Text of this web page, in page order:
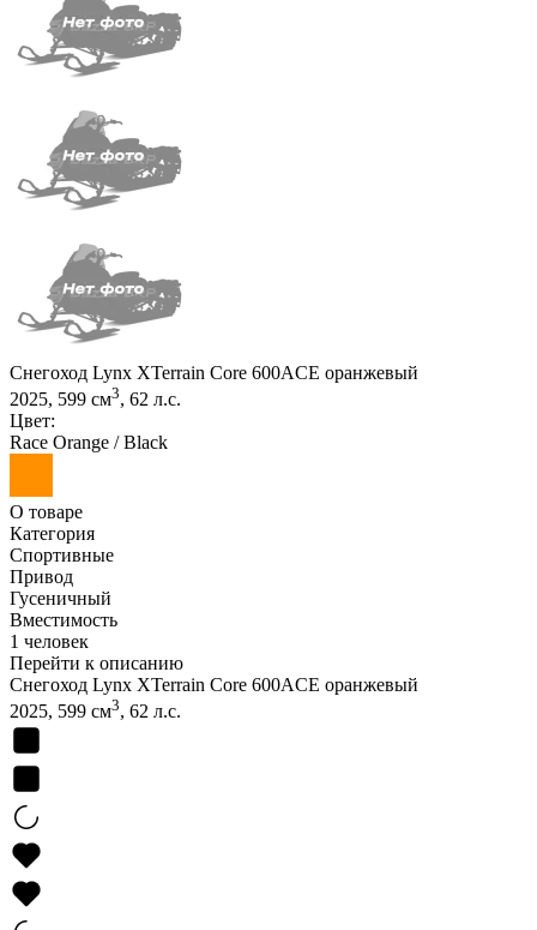
Снегоход Lynx XTerrain Core 600ACE оранжевый
2025, 599 см3, 62 л.с.
Цвет:
Race Orange / Black
О товаре
Категория
Спортивные
Привод
Гусеничный
Вместимость
1 человек
Перейти к описанию
Снегоход Lynx XTerrain Core 600ACE оранжевый
2025, 599 см3, 62 л.с.